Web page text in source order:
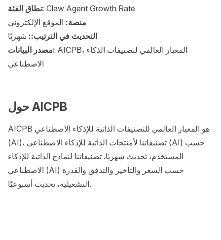
نطاق الفئة: Claw Agent Growth Rate
منصة: الموقع الإلكتروني
التحديث في الترتيب:: شهريًا
مصدر البيانات: AICPB، المعيار العالمي لتصنيفات الذكاء
الاصطناعي
حول AICPB
AICPB هو المعيار العالمي للتصنيفات الذاتية للإذكاء الاصطناعي
(AI)، تصنيفاتنا لأمنتجات الذاتية للإذكاء الاصطناعي (AI) حسب
المستخدم، تحديث شهريًا. تصنيفاتنا لنماذج الذاتية للإذكاء
الاصطناعي (AI) حسب السعر والتأخير والتدفق والقدرة
التشغيلية، تحديث أسبوعيًا.